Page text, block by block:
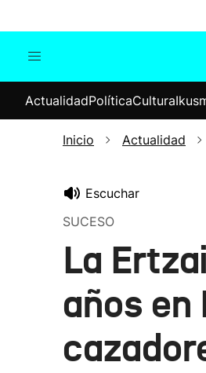
Internacional
ActualidadPolíticaCultura
Inicio Actualidad
Escuchar
SUCESO
La
años en